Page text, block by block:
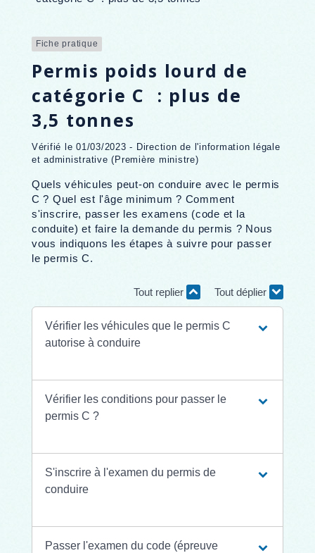
Fiche pratique
Permis poids lourd de
catégorie C : plus de
3,5 tonnes
Vérifié le 01/03/2023 - Direction de l'information légale
et administrative (Première ministre)
Quels véhicules peut-on conduire avec le permis
C ? Quel est l'âge minimum ? Comment
s'inscrire, passer les examens (code et la
conduite) et faire la demande du permis ? Nous
vous indiquons les étapes à suivre pour passer
le permis C.
Tout replier Tout déplier
Vérifier les véhicules que le permis C
autorise à conduire
Vérifier les conditions pour passer le
permis C ?
S'inscrire à l'examen du permis de
conduire
Passer l'examen du code (épreuve